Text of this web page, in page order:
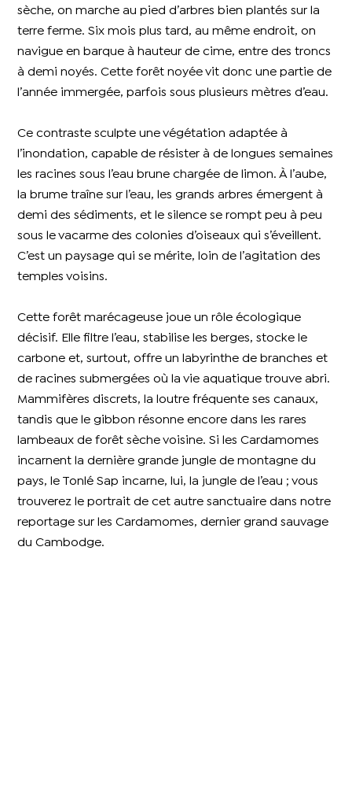
sèche, on marche au pied d’arbres bien plantés sur la
terre ferme. Six mois plus tard, au même endroit, on
navigue en barque à hauteur de cime, entre des troncs
à demi noyés. Cette forêt noyée vit donc une partie de
l’année immergée, parfois sous plusieurs mètres d’eau.
Ce contraste sculpte une végétation adaptée à
l’inondation, capable de résister à de longues semaines
les racines sous l’eau brune chargée de limon. À l’aube,
la brume traîne sur l’eau, les grands arbres émergent à
demi des sédiments, et le silence se rompt peu à peu
sous le vacarme des colonies d’oiseaux qui s’éveillent.
C’est un paysage qui se mérite, loin de l’agitation des
temples voisins.
Cette forêt marécageuse joue un rôle écologique
décisif. Elle filtre l’eau, stabilise les berges, stocke le
carbone et, surtout, offre un labyrinthe de branches et
de racines submergées où la vie aquatique trouve abri.
Mammifères discrets, la loutre fréquente ses canaux,
tandis que le gibbon résonne encore dans les rares
lambeaux de forêt sèche voisine. Si les Cardamomes
incarnent la dernière grande jungle de montagne du
pays, le Tonlé Sap incarne, lui, la jungle de l’eau ; vous
trouverez le portrait de cet autre sanctuaire dans notre
reportage sur les Cardamomes, dernier grand sauvage
du Cambodge.